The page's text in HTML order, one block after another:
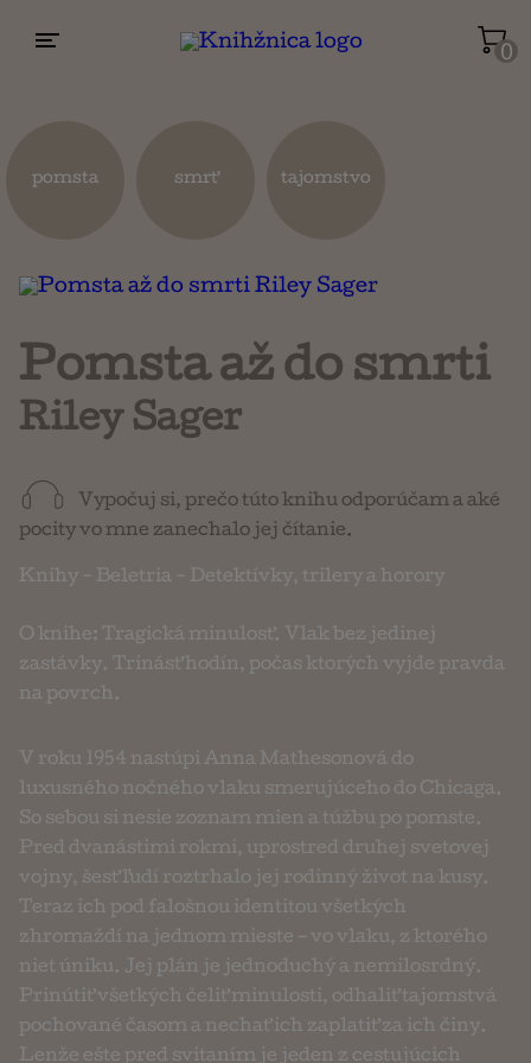
0
pomsta smrť tajomstvo
Pomsta až do smrti
Riley Sager
Vypočuj si, prečo túto knihu odporúčam a aké
pocity vo mne zanechalo jej čítanie.
Knihy - Beletria - Detektívky, trilery a horory
O knihe: Tragická minulosť. Vlak bez jedinej
zastávky. Trinásť hodín, počas ktorých vyjde pravda
na povrch.
V roku 1954 nastúpi Anna Mathesonová do
luxusného nočného vlaku smerujúceho do Chicaga.
So sebou si nesie zoznam mien a túžbu po pomste.
Pred dvanástimi rokmi, uprostred druhej svetovej
vojny, šesť ľudí roztrhalo jej rodinný život na kusy.
Teraz ich pod falošnou identitou všetkých
zhromaždí na jednom mieste – vo vlaku, z ktorého
niet úniku. Jej plán je jednoduchý a nemilosrdný.
Prinútiť všetkých čeliť minulosti, odhaliť tajomstvá
pochované časom a nechať ich zaplatiť za ich činy.
Lenže ešte pred svitaním je jeden z cestujúcich